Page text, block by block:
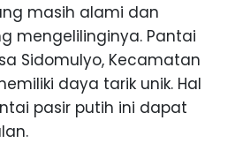
masih alami dan
mengelilinginya. Pantai
Sidomulyo, Kecamatan
daya tarik unik. Hal
pasir putih ini dapat